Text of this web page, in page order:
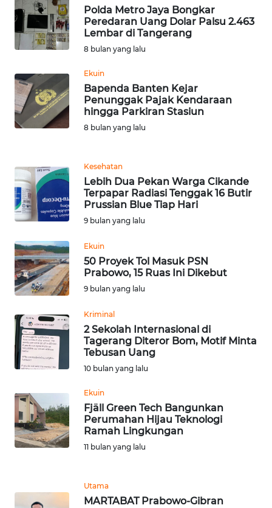
Polda Metro Jaya Bongkar
Peredaran Uang Dolar Palsu 2.463
Lembar di Tangerang
8 bulan yang lalu
Ekuin
Bapenda Banten Kejar
Penunggak Pajak Kendaraan
hingga Parkiran Stasiun
8 bulan yang lalu
Kesehatan
Lebih Dua Pekan Warga Cikande
Terpapar Radiasi Tenggak 16 Butir
Prussian Blue Tiap Hari
9 bulan yang lalu
Ekuin
50 Proyek Tol Masuk PSN
Prabowo, 15 Ruas Ini Dikebut
9 bulan yang lalu
Kriminal
2 Sekolah Internasional di
Tagerang Diteror Bom, Motif Minta
Tebusan Uang
10 bulan yang lalu
Ekuin
Fjäll Green Tech Bangunkan
Perumahan Hijau Teknologi
Ramah Lingkungan
11 bulan yang lalu
Utama
MARTABAT Prabowo-Gibran
WN
SUMSEL
BENGKULU
WN
LAMPUNG
NUSANTARA
WN
JOGJA
WN
JATIM
WN
BALI
WN
KALTENG